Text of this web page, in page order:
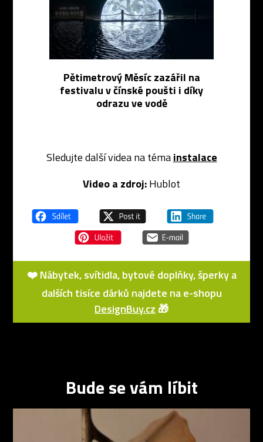
Pětimetrový Měsíc zazářil na
festivalu v čínské poušti i díky
odrazu ve vodě
Sledujte další videa na témainstalace
Video a zdroj:Hublot
❤️ Nábytek, svítidla, bytové doplňky, šperky a
dalších tisíce dárků najdete na e-shopu
DesignBuy.cz 🎁
Bude se vám líbit